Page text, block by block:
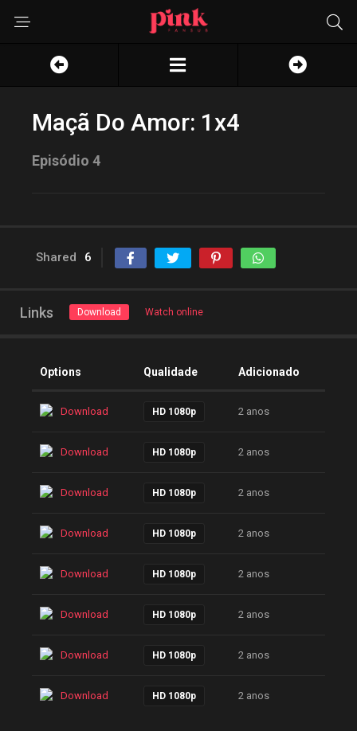
Maçã Do Amor: 1x4
Episódio 4
Shared 6
Links Download Watch online
Options Qualidade Adicionado
Download HD 1080p 2 anos
Download HD 1080p 2 anos
Download HD 1080p 2 anos
Download HD 1080p 2 anos
Download HD 1080p 2 anos
Download HD 1080p 2 anos
Download HD 1080p 2 anos
Download HD 1080p 2 anos